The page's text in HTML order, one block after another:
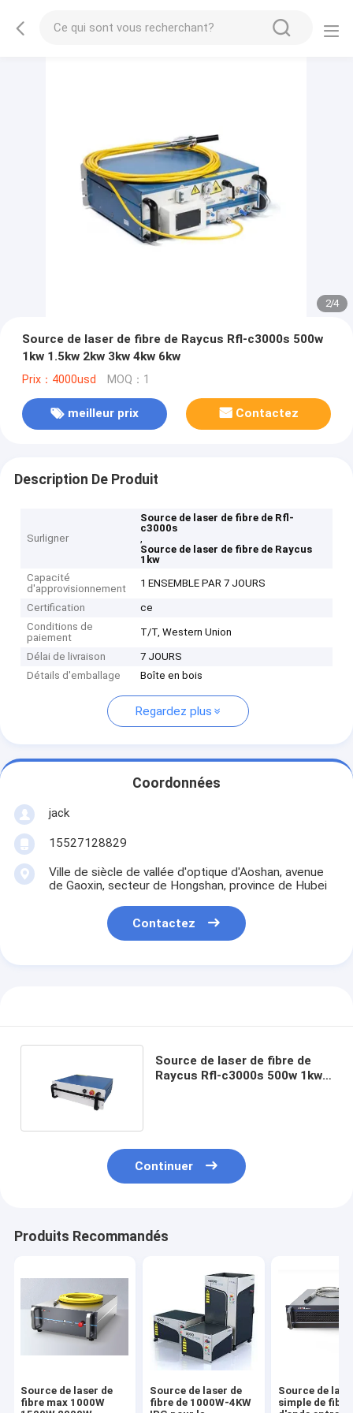
2/4
Source de laser de fibre de Raycus Rfl-c3000s 500w
1kw 1.5kw 2kw 3kw 4kw 6kw
Prix：4000usd MOQ：1
meilleur prix Contactez
Description De Produit
Surligner
Source de laser de fibre de Rfl-
c3000s
,
Source de laser de fibre de Raycus
1kw
Capacité
d'approvisionnement
1 ENSEMBLE PAR 7 JOURS
Certification
ce
Conditions de
paiement
T/T, Western Union
Délai de livraison
7 JOURS
Détails d'emballage
Boîte en bois
Regardez plus
Coordonnées
jack
15527128829
Ville de siècle de vallée d'optique d'Aoshan, avenue
de Gaoxin, secteur de Hongshan, province de Hubei
Contactez
Source de laser de fibre de
Raycus Rfl-c3000s 500w 1kw
Continuer
Produits Recommandés
Source de laser de
fibre max 1000W
Source de laser de
fibre de 1000W-4KW
Source de
simple de fibre